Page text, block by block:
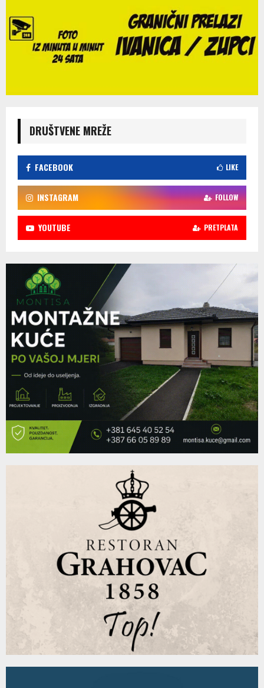
DRUŠTVENE MREŽE
FACEBOOK LIKE
INSTAGRAM FOLLOW
YOUTUBE PRETPLATA